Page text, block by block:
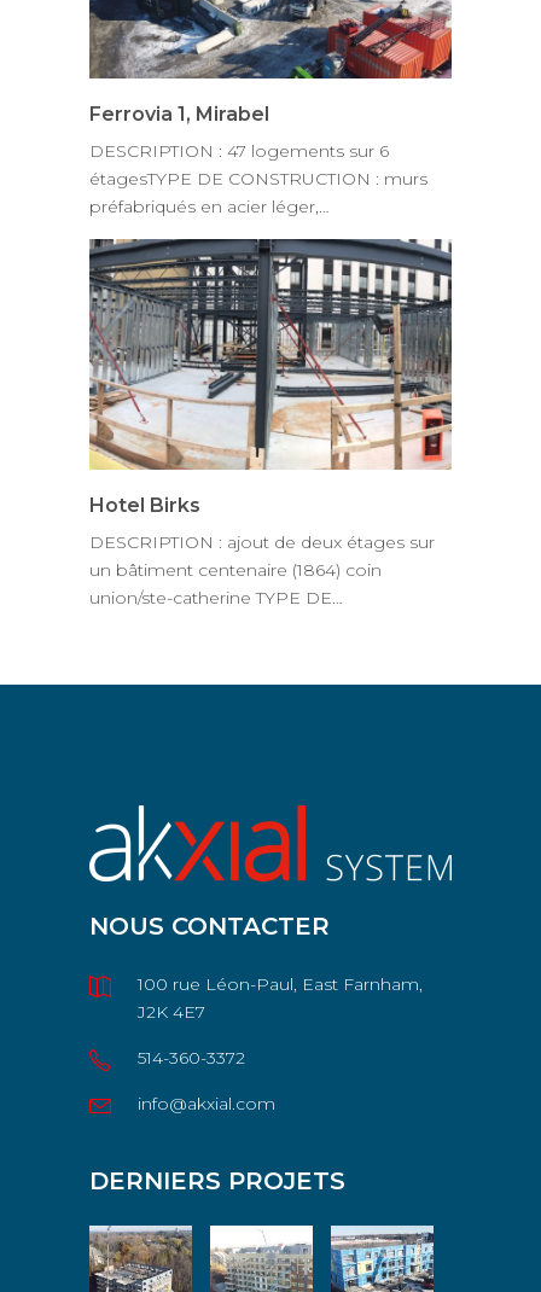
Ferrovia 1, Mirabel
DESCRIPTION : 47 logements sur 6
étagesTYPE DE CONSTRUCTION : murs
préfabriqués en acier léger,…
Hotel Birks
DESCRIPTION : ajout de deux étages sur
un bâtiment centenaire (1864) coin
union/ste-catherine TYPE DE…
NOUS CONTACTER
100 rue Léon-Paul, East Farnham,
J2K 4E7
514-360-3372
info@akxial.com
DERNIERS PROJETS